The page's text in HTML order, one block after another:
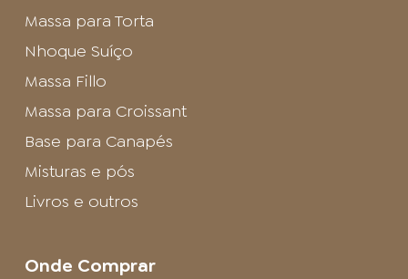
Massa para Torta
Nhoque Suíço
Massa Fillo
Massa para Croissant
Base para Canapés
Misturas e pós
Livros e outros
Onde Comprar